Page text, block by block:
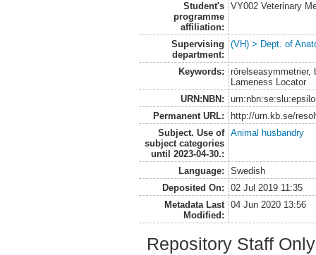
Student's
programme
affiliation:
VY002 Veterinary
Supervising
department:
(VH) > Dept. of
Keywords:
rörelseasymmetrier,
Lameness Locator
URN:NBN:
Permanent URL:
http://urn.kb.se/
Subject. Use of
subject categories
until 2023-04-30.:
Animal husbandry
Language:
Swedish
Deposited On:
02 Jul 2019 11:35
Metadata Last
Modified:
04 Jun 2020 13:56
Repository Staff